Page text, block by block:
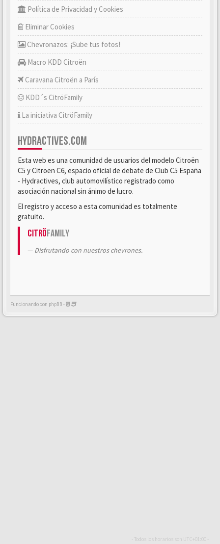
Política de Privacidad y Cookies
Eliminar Cookies
Chevronazos: ¡Sube tus fotos!
Macro KDD Citroën
Caravana Citroën a París
KDD´s CitröFamily
La iniciativa CitröFamily
HYDRACTIVES.COM
Esta web es una comunidad de usuarios del modelo Citroën
C5 y Citroën C6, espacio oficial de debate de Club C5 España
- Hydractives, club automovilístico registrado como
asociación nacional sin ánimo de lucro.
El registro y acceso a esta comunidad es totalmente
gratuito.
CitröFamily
Disfrutando con nuestros chevrones.
Funcionando con phpBB -
- Todos los horarios son UTC+01:00